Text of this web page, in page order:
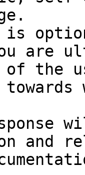
are
of the
and